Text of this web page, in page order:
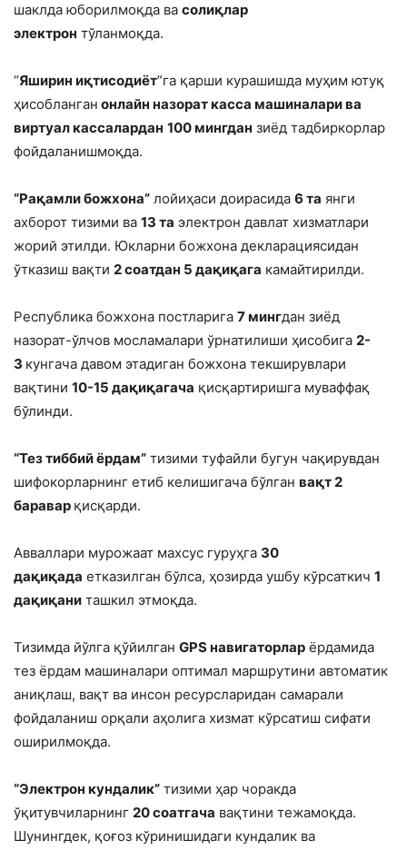
шаклда юборилмоқда ва солиқлар
электрон тўланмоқда.
“Яширин иқтисодиёт”га қарши курашишда муҳим ютуқ
ҳисобланган онлайн назорат касса машиналари ва
виртуал кассалардан 100 мингдан зиёд тадбиркорлар
фойдаланишмоқда.
“Рақамли божхона” лойиҳаси доирасида 6 та янги
ахборот тизими ва 13 та электрон давлат хизматлари
жорий этилди. Юкларни божхона декларациясидан
ўтказиш вақти 2 соатдан 5 дақиқага камайтирилди.
Республика божхона постларига 7 мингдан зиёд
назорат-ўлчов мосламалари ўрнатилиши ҳисобига 2-
3 кунгача давом этадиган божхона текширувлари
вақтини 10-15 дақиқагача қисқартиришга муваффақ
бўлинди.
“Тез тиббий ёрдам” тизими туфайли бугун чақирувдан
шифокорларнинг етиб келишигача бўлган вақт 2
баравар қисқарди.
Авваллари мурожаат махсус гуруҳга 30
дақиқада етказилган бўлса, ҳозирда ушбу кўрсаткич 1
дақиқани ташкил этмоқда.
Тизимда йўлга қўйилган GPS навигаторлар ёрдамида
тез ёрдам машиналари оптимал маршрутини автоматик
аниқлаш, вақт ва инсон ресурсларидан самарали
фойдаланиш орқали аҳолига хизмат кўрсатиш сифати
оширилмоқда.
“Электрон кундалик” тизими ҳар чоракда
ўқитувчиларнинг 20 соатгача вақтини тежамоқда.
Шунингдек, қоғоз кўринишидаги кундалик ва